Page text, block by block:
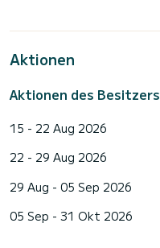
Aktionen
Aktionen des Besitzers
15 - 22 Aug 2026
22 - 29 Aug 2026
29 Aug - 05 Sep 2026
05 Sep - 31 Okt 2026